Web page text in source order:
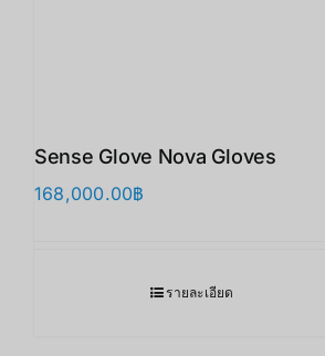
Sense Glove Nova Gloves
168,000.00฿
รายละเอียด